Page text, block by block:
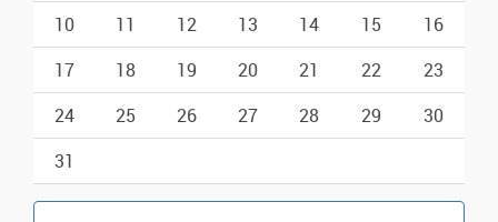
10
11 12 13 14 15
16
17
18 19 20 21 22
23
24
25 26 27 28 29
30
31